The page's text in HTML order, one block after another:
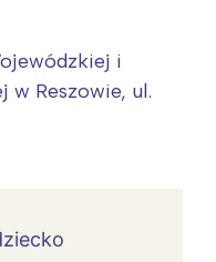
i
Reszowie, ul.